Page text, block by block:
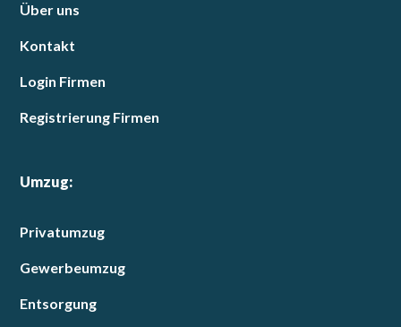
Über uns
Kontakt
Login Firmen
Registrierung Firmen
Umzug:
Privatumzug
Gewerbeumzug
Entsorgung